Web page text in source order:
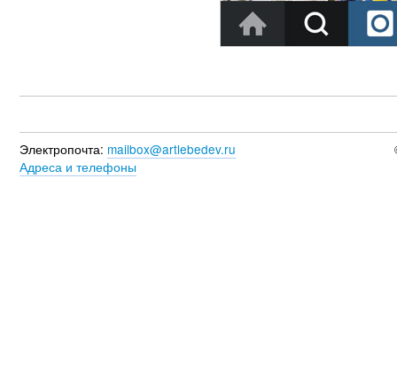
Электропочта: mailbox@artlebedev.ru
Адреса и телефоны